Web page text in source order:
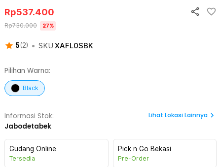
5(2) • SKU XAFL0SBK
Rp537.400
Rp730.000 27%
Pilihan Warna:
Black
Informasi Stok:
Jabodetabek
Lihat Lokasi Lainnya
Gudang Online
Tersedia
Pick n Go Bekasi
Pre-Order